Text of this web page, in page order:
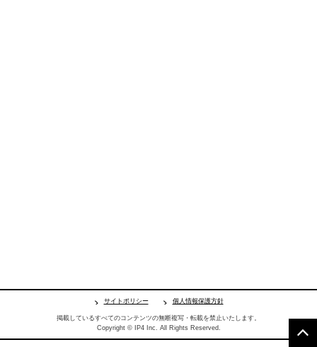
サイトポリシー 個人情報保護方針
掲載しているすべてのコンテンツの無断複写・転載を禁止いたします。
Copyright © IP4 Inc. All Rights Reserved.